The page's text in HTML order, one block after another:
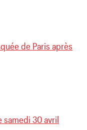
de Paris après
samedi 30 avril